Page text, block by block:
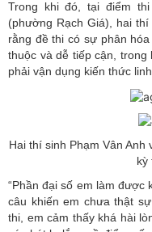
Trong khi đó, tại điểm
(phường Rạch Giá), hai
rằng đề thi có sự phân
thuộc và dễ tiếp cận,
phải vận dụng kiến thức
Hai thí sinh Phạm Vân Anh
kỳ
“Phần đại số em làm được
câu khiến em chưa thật
thi, em cảm thấy khá hài